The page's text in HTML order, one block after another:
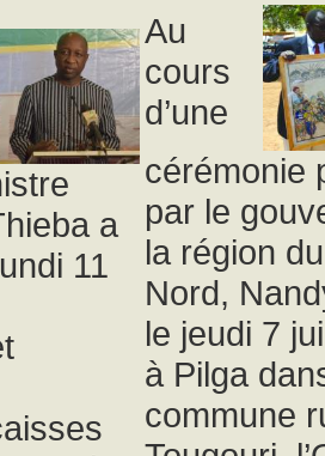
a
11
Au
cours
d’une
cérémonie
par le
la région
Nord,
le jeudi 7
à Pilga
commune